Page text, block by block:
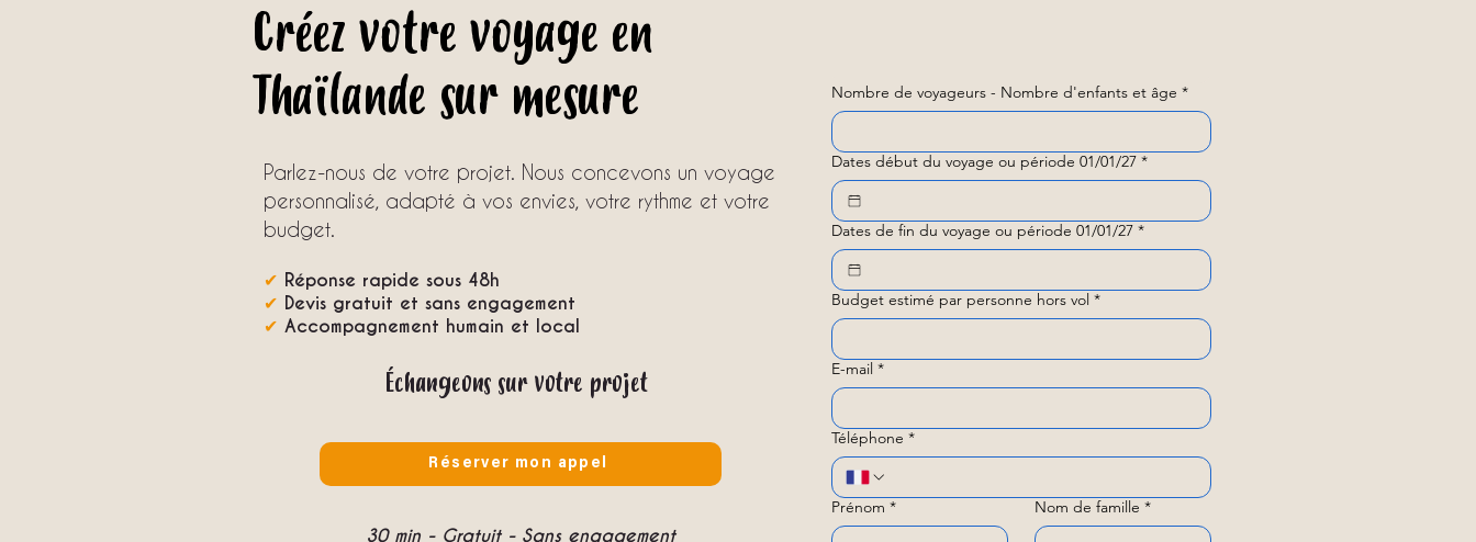
Créez votre voyage en
Thaïlande sur mesure
Parlez-nous de votre projet. Nous concevons un voyage
personnalisé, adapté à vos envies, votre rythme et votre
budget.
Nombre de voyageurs - Nombre d'enfants et âge *
Dates début du voyage ou période 01/01/27 *
Dates de fin du voyage ou période 01/01/27 *
Budget estimé par personne hors vol *
E-mail *
Téléphone *
Prénom * Nom de famille *
✔ Réponse rapide sous 48h
✔ Devis gratuit et sans engagement
✔ Accompagnement humain et local
Échangeons sur votre projet
Réserver mon appel
30 min - Gratuit - Sans engagement